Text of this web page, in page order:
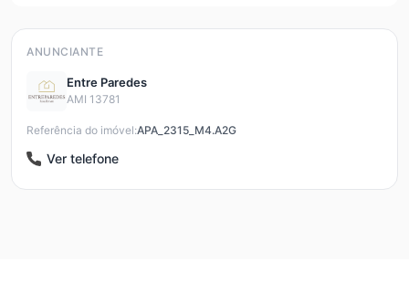
ANUNCIANTE
Entre Paredes
AMI 13781
Referência do imóvel:APA_2315_M4.A2G
Ver telefone